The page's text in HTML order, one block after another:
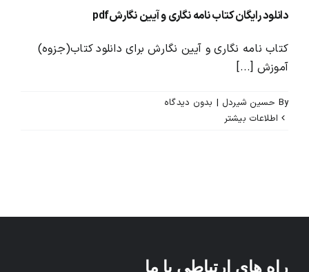
دانلود رایگان کتاب نامه نگاری و آیین نگارشpdf
کتاب نامه نگاری و آیین نگارش برای دانلود کتاب(جزوه)
آموزش [...]
By حسین شیردل | بدون ديدگاه
اطلاعات بیشتر
راه های ارتباطی با ما